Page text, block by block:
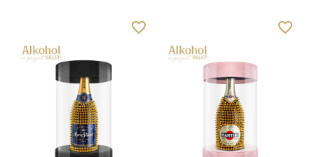
favorite_border favorite_border